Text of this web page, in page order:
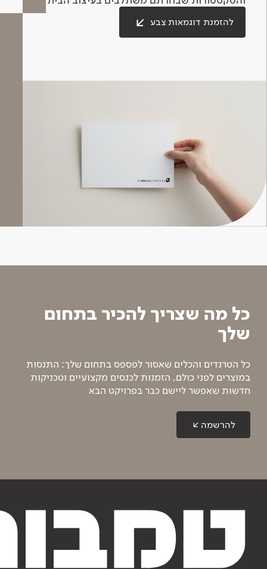
להזמנת דוגמאות צבע
כל מה שצריך להכיר בתחום
שלך
כל הטרנדים והכלים שאסור לפספס בתחום שלך: התנסות
במוצרים לפני כולם, הזמנות לכנסים מקצועיים וטכניקות
חדשות שאפשר ליישם כבר בפרויקט הבא
להרשמה